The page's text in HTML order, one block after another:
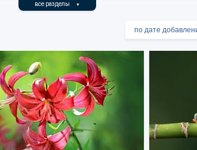
все разделы ▼